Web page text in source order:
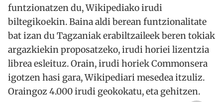
funtzionatzen du, Wikipediako irudi
biltegikoekin. Baina aldi berean funtzionalitate
bat izan du Tagzaniak erabiltzaileek beren tokiak
argazkiekin proposatzeko, irudi horiei lizentzia
librea esleituz. Orain, irudi horiek Commonsera
igotzen hasi gara, Wikipediari mesedea itzuliz.
Oraingoz 4.000 irudi geokokatu, eta gehitzen.